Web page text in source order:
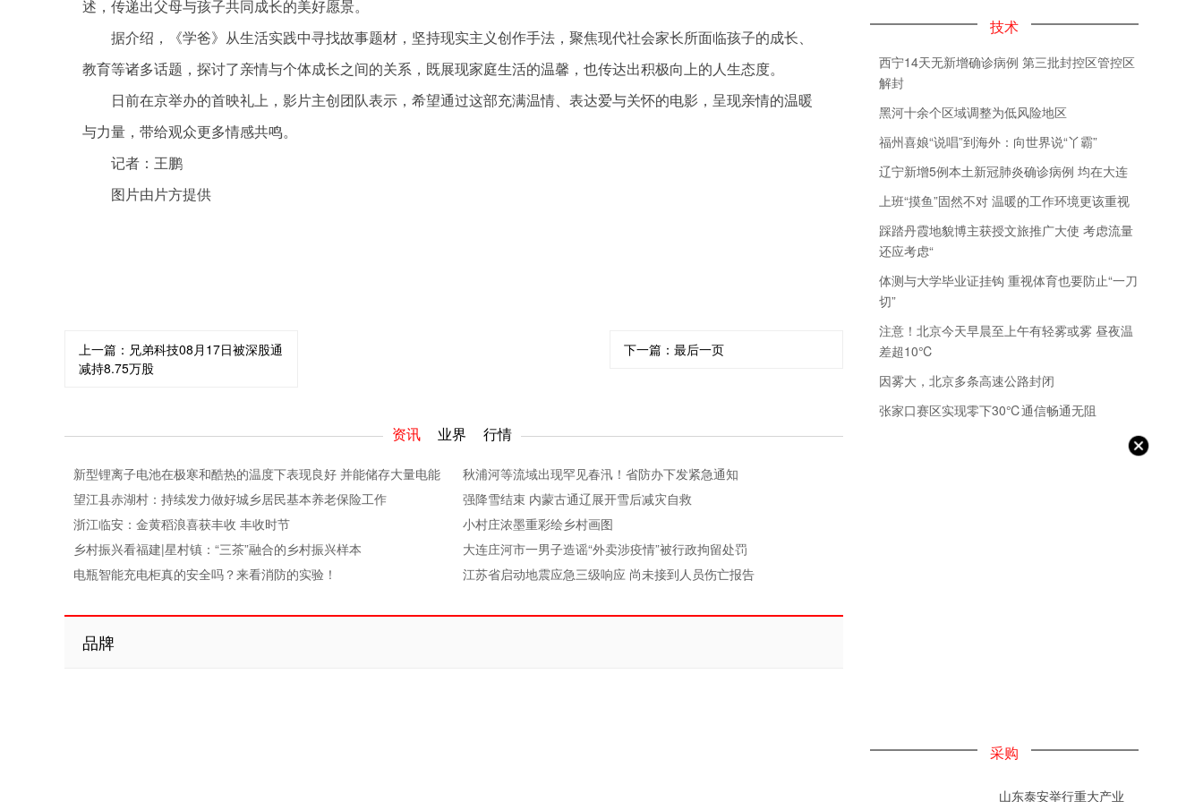
述，传递出父母与孩子共同成长的美好愿景。
据介绍，《学爸》从生活实践中寻找故事题材，坚持现实主义创作手法，聚焦现代社会家长所面临孩子的成长、
教育等诸多话题，探讨了亲情与个体成长之间的关系，既展现家庭生活的温馨，也传达出积极向上的人生态度。
日前在京举办的首映礼上，影片主创团队表示，希望通过这部充满温情、表达爱与关怀的电影，呈现亲情的温暖
与力量，带给观众更多情感共鸣。
记者：王鹏
图片由片方提供
上一篇： 兄弟科技08月17日被深股通
减持8.75万股
下一篇： 最后一页
资讯 业界 行情
新型锂离子电池在极寒和酷热的温度下表现良好 并能储存大量电能
秋浦河等流域出现罕见春汛！省防办下发紧急通知
望江县赤湖村：持续发力做好城乡居民基本养老保险工作
强降雪结束 内蒙古通辽展开雪后减灾自救
浙江临安：金黄稻浪喜获丰收 丰收时节
小村庄浓墨重彩绘乡村画图
乡村振兴看福建|星村镇：“三茶”融合的乡村振兴样本
大连庄河市一男子造谣“外卖涉疫情”被行政拘留处罚
电瓶智能充电柜真的安全吗？来看消防的实验！
江苏省启动地震应急三级响应 尚未接到人员伤亡报告
品牌
技术
西宁14天无新增确诊病例 第三批封控区管控区
解封
黑河十余个区域调整为低风险地区
福州喜娘“说唱”到海外：向世界说“丫霸”
辽宁新增5例本土新冠肺炎确诊病例 均在大连
上班“摸鱼”固然不对 温暖的工作环境更该重视
踩踏丹霞地貌博主获授文旅推广大使 考虑流量
还应考虑“
体测与大学毕业证挂钩 重视体育也要防止“一刀
切”
注意！北京今天早晨至上午有轻雾或雾 昼夜温
差超10℃
因雾大，北京多条高速公路封闭
张家口赛区实现零下30℃通信畅通无阻
采购
山东泰安举行重大产业